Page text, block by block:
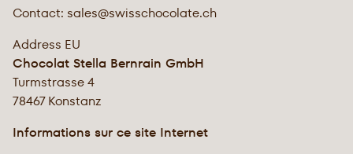
Contact: sales@swisschocolate.ch
Address EU
Chocolat Stella Bernrain GmbH
Turmstrasse 4
78467 Konstanz
Informations sur ce site Internet